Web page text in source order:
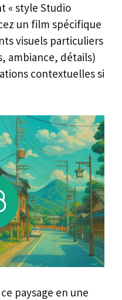
« style Studio
un film spécifique
visuels particuliers
ambiance, détails)
contextuelles si
paysage en une